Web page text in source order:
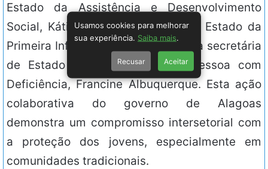
Estado da Assistência e Desenvolvimento
Social, Kátia Born; a secretária de Estado da
Primeira Infância, Caroline Leite; e a secretária
de Estado da Cidadania e da Pessoa com
Deficiência, Francine Albuquerque. Esta ação
colaborativa do governo de Alagoas
demonstra um compromisso intersetorial com
a proteção dos jovens, especialmente em
comunidades tradicionais.
Usamos cookies para melhorar
sua experiência. Saiba mais
Recusar Aceitar